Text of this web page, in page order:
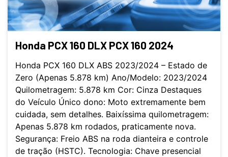
Honda PCX 160 DLX PCX 160 2024
Honda PCX 160 DLX ABS 2023/2024 – Estado de
Zero (Apenas 5.878 km) Ano/Modelo: 2023/2024
Quilometragem: 5.878 km Cor: Cinza Destaques
do Veículo Único dono: Moto extremamente bem
cuidada, sem detalhes. Baixíssima quilometragem:
Apenas 5.878 km rodados, praticamente nova.
Segurança: Freio ABS na roda dianteira e controle
de tração (HSTC). Tecnologia: Chave presencial